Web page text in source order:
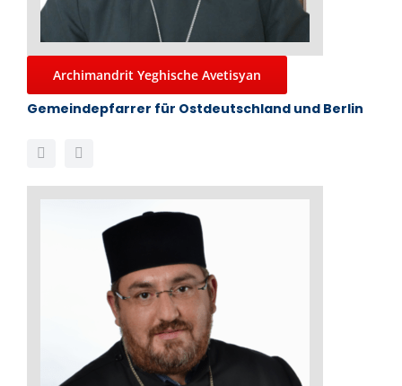
Archimandrit Yeghische Avetisyan
Gemeindepfarrer für Ostdeutschland und Berlin